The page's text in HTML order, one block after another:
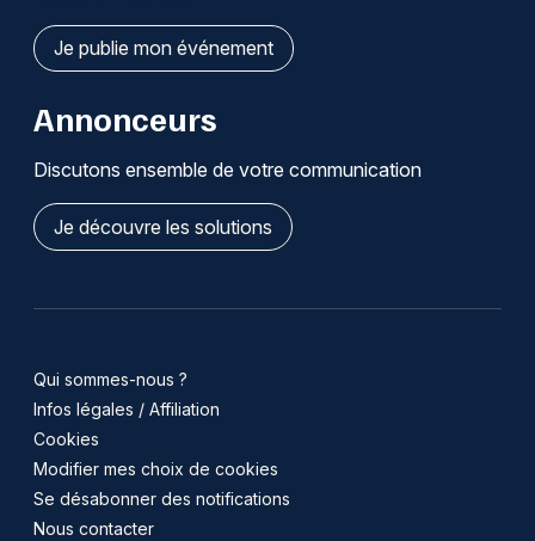
Je publie mon événement
Annonceurs
Discutons ensemble de votre communication
Je découvre les solutions
Qui sommes-nous ?
Infos légales / Affiliation
Cookies
Modifier mes choix de cookies
Se désabonner des notifications
Nous contacter